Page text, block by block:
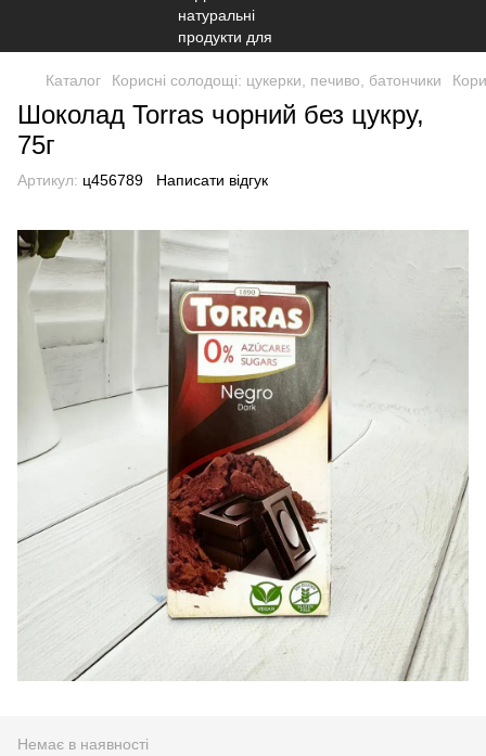
Каталог Корисні солодощі: цукерки, печиво, батончики
Шоколад Torras чорний без цукру,
75г
Артикул: ц456789 Написати відгук
Немає в наявності